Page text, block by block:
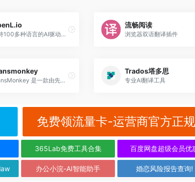
支持100多种语言的AI驱动翻译工具，具备翻译、润色、语法修正和语言学习等多种功能。能够进行精确的翻译，并提供内容创作辅助和语法校正功能，非常适合专业翻译需求。
流畅阅读
浏览器双语翻译插件
TransMonkey 是一款由先进的人工智能技术驱动的多语言翻译工具，支持超过130种语言的翻译服务。它能够处理文档、图片和视频等多种文件格式，提供高效、准确的翻译体验。
Trados塔多思
专业AI翻译工具
免费领流量卡-运营商官方正
365Lab免费工具合集 百度网盘超级会员优
办公小浣-AI智能助手 婚恋风险报告查询!